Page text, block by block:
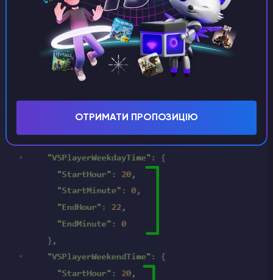
Налаштування умов для PvP:
В цьому конфігураційному файлі знайдіть рядок
PlayerInteractionSettings. В його рядках
ОТРИМАТИ ПРОПОЗИЦІЮ